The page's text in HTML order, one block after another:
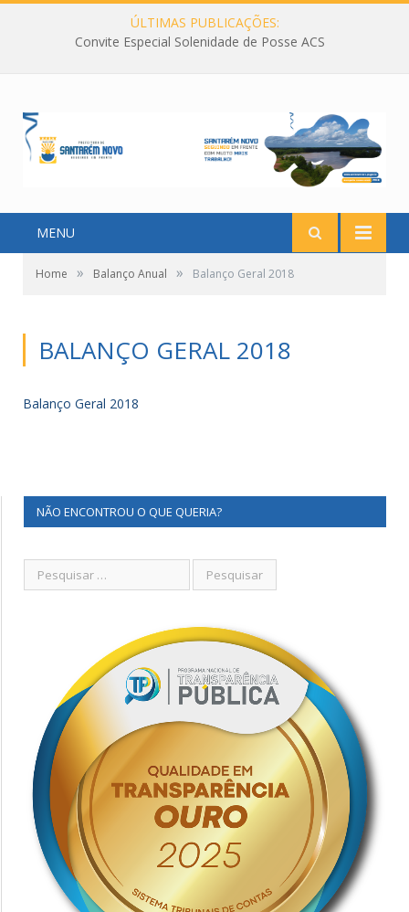
ÚLTIMAS PUBLICAÇÕES:
Convite Especial Solenidade de Posse ACS
MENU
Home » Balanço Anual » Balanço Geral 2018
BALANÇO GERAL 2018
Balanço Geral 2018
NÃO ENCONTROU O QUE QUERIA?